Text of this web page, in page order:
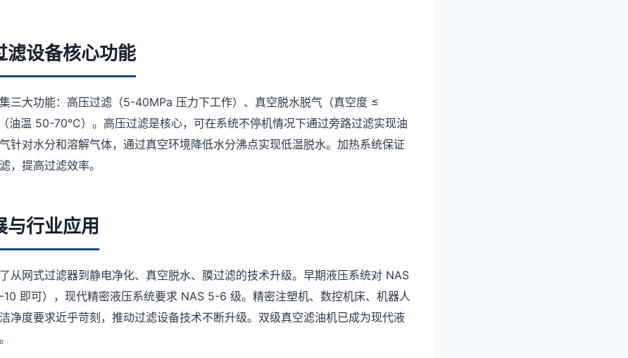
滤设备核心功能
三大功能：高压过滤（5-40MPa 压力下工作）、真空脱水脱气（真空度 ≤
油温 50-70°C）。高压过滤是核心，可在系统不停机情况下通过旁路过滤实现油
针对水分和溶解气体，通过真空环境降低水分沸点实现低温脱水。加热系统保证
，提高过滤效率。
与行业应用
从网式过滤器到静电净化、真空脱水、膜过滤的技术升级。早期液压系统对 NAS
即可），现代精密液压系统要求 NAS 5-6 级。精密注塑机、数控机床、机器人
净度要求近乎苛刻，推动过滤设备技术不断升级。双级真空滤油机已成为现代液